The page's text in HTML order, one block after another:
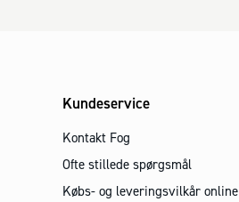
Kundeservice
Kontakt Fog
Ofte stillede spørgsmål
Købs- og leveringsvilkår online